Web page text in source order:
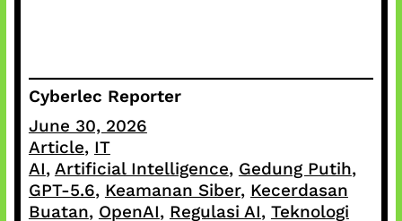
Cyberlec Reporter
June 30, 2026
Article, IT
AI, Artificial Intelligence, Gedung Putih ,
GPT-5.6, Keamanan Siber, Kecerdasan
Buatan, OpenAI, Regulasi AI, Teknologi